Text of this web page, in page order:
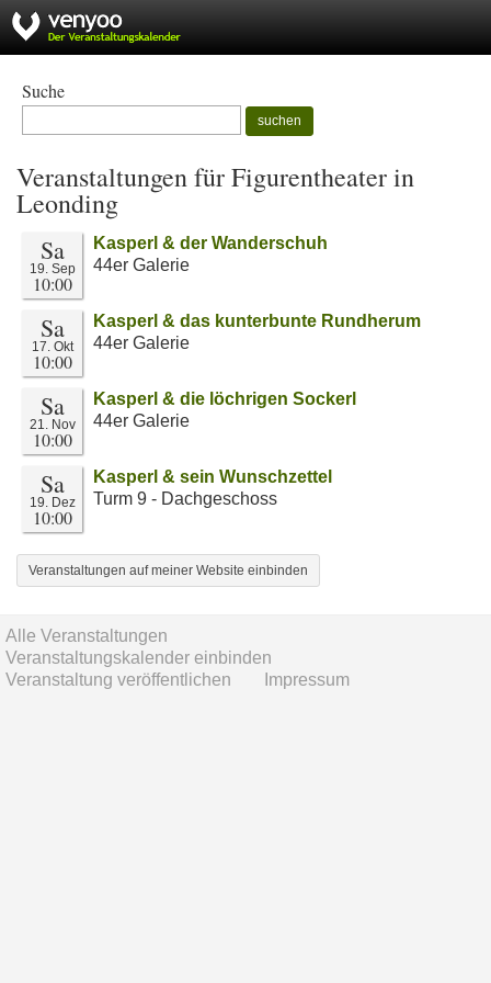
Suche
suchen
Veranstaltungen für Figurentheater in
Leonding
Sa
19. Sep
10:00
Kasperl & der Wanderschuh
44er Galerie
Sa
17. Okt
10:00
Kasperl & das kunterbunte Rundherum
44er Galerie
Sa
21. Nov
10:00
Kasperl & die löchrigen Sockerl
44er Galerie
Sa
19. Dez
10:00
Kasperl & sein Wunschzettel
Turm 9 - Dachgeschoss
Veranstaltungen auf meiner Website einbinden
Alle Veranstaltungen
Veranstaltungskalender einbinden
Veranstaltung veröffentlichen
Impressum